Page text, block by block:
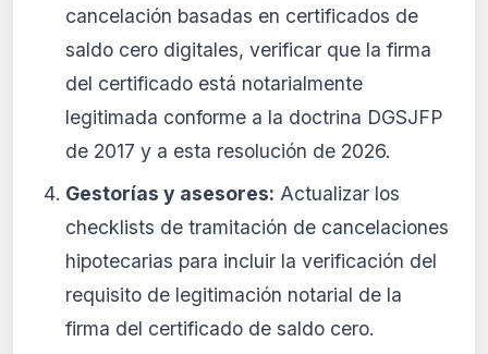
cancelación basadas en certificados de
saldo cero digitales, verificar que la firma
del certificado está notarialmente
legitimada conforme a la doctrina DGSJFP
de 2017 y a esta resolución de 2026.
Gestorías y asesores: Actualizar los
checklists de tramitación de cancelaciones
hipotecarias para incluir la verificación del
requisito de legitimación notarial de la
firma del certificado de saldo cero.